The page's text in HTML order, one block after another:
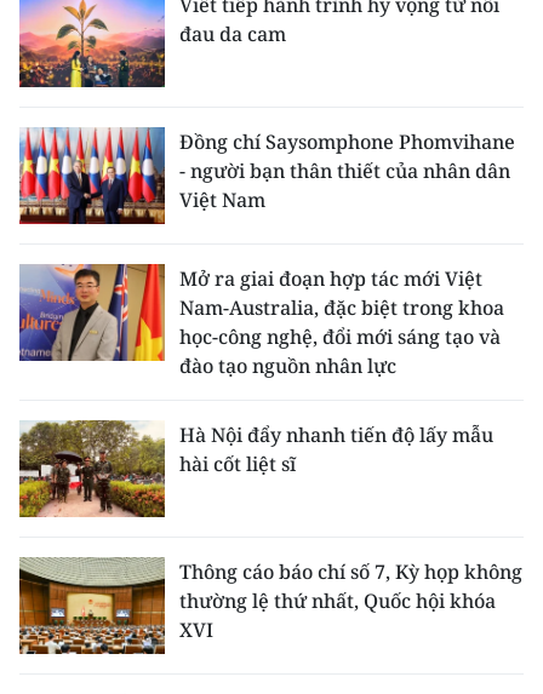
đau da cam
Đồng chí Saysomphone Phomvihane
- người bạn thân thiết của nhân dân
Việt Nam
Mở ra giai đoạn hợp tác mới Việt
Nam-Australia, đặc biệt trong khoa
học-công nghệ, đổi mới sáng tạo và
đào tạo nguồn nhân lực
Hà Nội đẩy nhanh tiến độ lấy mẫu
hài cốt liệt sĩ
Thông cáo báo chí số 7, Kỳ họp không
thường lệ thứ nhất, Quốc hội khóa
XVI